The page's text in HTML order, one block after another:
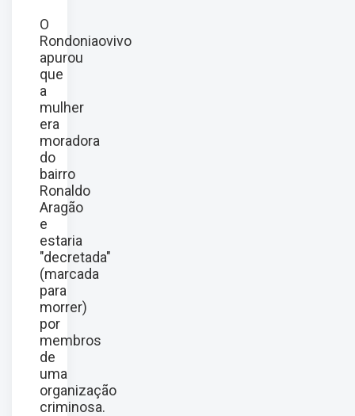
O
Rondoniaovivo
apurou
que
a
mulher
era
moradora
do
bairro
Ronaldo
Aragão
e
estaria
"decretada"
(marcada
para
morrer)
por
membros
de
uma
organização
criminosa.